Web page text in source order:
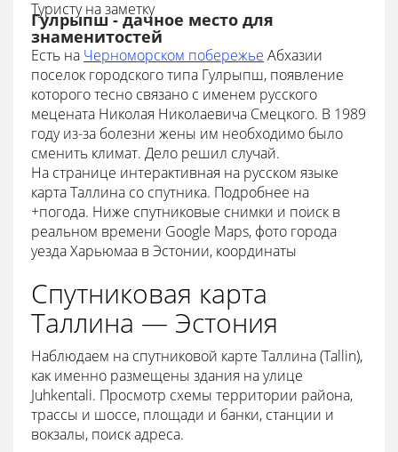
Туристу на заметку
Гулрыпш - дачное место для
знаменитостей
Есть на Черноморском побережье Абхазии
поселок городского типа Гулрыпш, появление
которого тесно связано с именем русского
мецената Николая Николаевича Смецкого. В 1989
году из-за болезни жены им необходимо было
сменить климат. Дело решил случай.
На странице интерактивная на русском языке
карта Таллина со спутника. Подробнее на
+погода. Ниже спутниковые снимки и поиск в
реальном времени Google Maps, фото города
уезда Харьюмаа в Эстонии, координаты
Спутниковая карта
Таллина — Эстония
Наблюдаем на спутниковой карте Таллина (Tallin),
как именно размещены здания на улице
Juhkentali. Просмотр схемы территории района,
трассы и шоссе, площади и банки, станции и
вокзалы, поиск адреса.